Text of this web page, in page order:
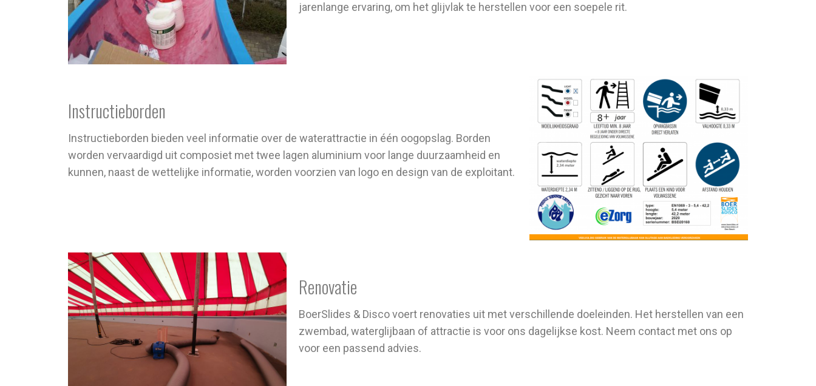
jarenlange ervaring, om het glijvlak te herstellen voor een soepele rit.
Instructieborden
Instructieborden bieden veel informatie over de waterattractie in één oogopslag. Borden
worden vervaardigd uit composiet met twee lagen aluminium voor lange duurzaamheid en
kunnen, naast de wettelijke informatie, worden voorzien van logo en design van de exploitant.
Renovatie
BoerSlides & Disco voert renovaties uit met verschillende doeleinden. Het herstellen van een
zwembad, waterglijbaan of attractie is voor ons dagelijkse kost. Neem contact met ons op
voor een passend advies.